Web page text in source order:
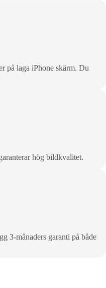
på laga iPhone skärm. Du
hög bildkvalitet.
3‑månaders garanti på både